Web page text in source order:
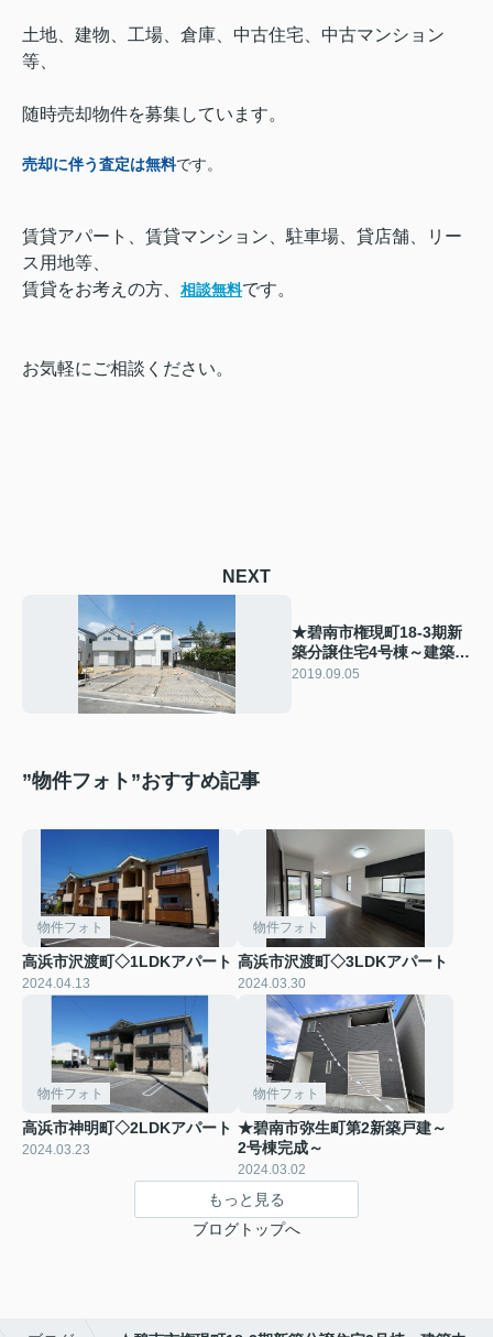
土地、建物、工場、倉庫、中古住宅、中古マンション
等、
随時売却物件を募集しています。
売却に伴う査定は無料です。
賃貸アパート、賃貸マンション、駐車場、貸店舗、リー
ス用地等、
賃貸をお考えの方、 相談無料です。
お気軽にご相談ください。
NEXT
★碧南市権現町18-3期新
築分譲住宅4号棟～建築中
～
2019.09.05
”物件フォト”おすすめ記事
物件フォト
高浜市沢渡町◇1LDKアパート
2024.04.13
物件フォト
高浜市沢渡町◇3LDKアパート
2024.03.30
物件フォト
高浜市神明町◇2LDKアパート
2024.03.23
物件フォト
★碧南市弥生町第2新築戸建～
2号棟完成～
2024.03.02
もっと見る
ブログトップへ